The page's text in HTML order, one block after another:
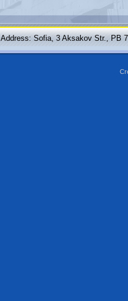
Address: Sofia, 3 Aksakov Str., PB